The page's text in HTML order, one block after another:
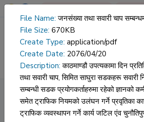
वीर अस्पताल
सूचना
File Name: जनसंख्या तथा सवारी चाप
File Size: 670KB
Create Type: application/pdf
Create Date: 2076/04/20
Description: काठमाण्डौ उपत्यकामा दिन
तथा सवारी चाप, सिमित साघुरा सडकहरू
सम्बन्धी सडक प्रयोगकर्ताहरुमा रहेको ज्ञानको
समेत ट्राफिक नियमको उलंघन गर्ने प्रवृतिका
ट्राफिक व्यवस्थापन गर्ने कार्य जटिल एंव